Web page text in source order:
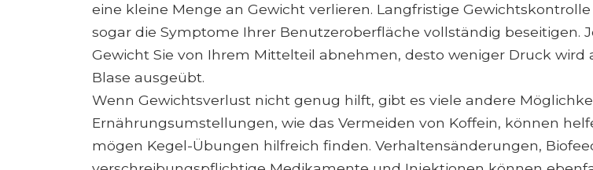
eine kleine Menge an Gewicht verlieren. Langfristige
sogar die Symptome Ihrer Benutzeroberfläche vollständig beseitigen.
Gewicht Sie von Ihrem Mittelteil abnehmen, desto weniger Druck wird
Blase ausgeübt.
Wenn Gewichtsverlust nicht genug hilft, gibt es viele andere
Ernährungsumstellungen, wie das Vermeiden von Koffein, können
mögen Kegel-Übungen hilfreich finden. Verhaltensänderungen,